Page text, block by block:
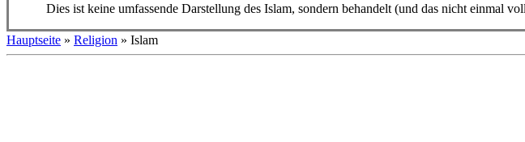
Dies ist keine umfassende Darstellung des Islam, sondern behandelt (und das nicht einmal
Hauptseite » Religion » Islam